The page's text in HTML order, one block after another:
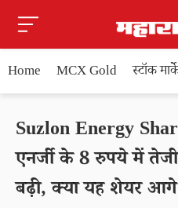
Home MCX Gold स्टॉक
Suzlon Energy
एनर्जी के 8 रुपये में
बढ़ी, क्या यह शेयर आगे